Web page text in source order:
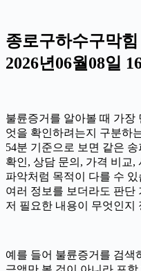
종로구하수구막
2026년06월08일
불륜증거를 알아볼 때 가장
엇을 확인하려는지 구분하
54분 기준으로 보면 같은
확인, 상담 문의, 가격 비교,
파악처럼 목적이 다를 수
여러 정보를 보더라도 판단
저 필요한 내용이 무엇인지
예를 들어 불륜증거를 검색